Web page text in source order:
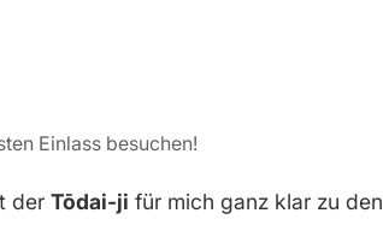
Einlass besuchen!
der Tōdai-ji für mich ganz klar zu den